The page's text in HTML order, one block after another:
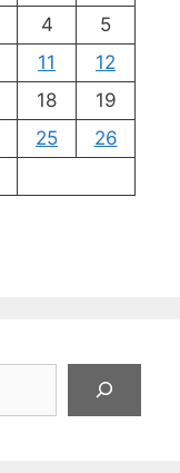
4
5
11
12
18
19
25
26